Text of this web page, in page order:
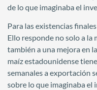
de lo que imaginaba el
Para las existencias
Ello responde no solo a la
también a una mejora en
maíz estadounidense
semanales a exportación
sobre lo que imaginaba el